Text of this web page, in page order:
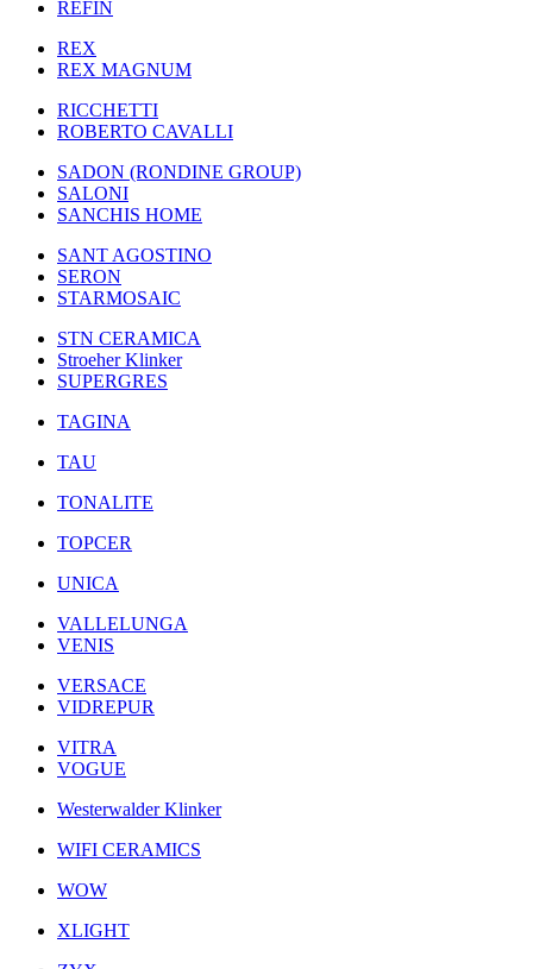
REFIN
REX
REX MAGNUM
RICCHETTI
ROBERTO CAVALLI
SADON (RONDINE GROUP)
SALONI
SANCHIS HOME
SANT AGOSTINO
SERON
STARMOSAIC
STN CERAMICA
Stroeher Klinker
SUPERGRES
TAGINA
TAU
TONALITE
TOPCER
UNICA
VALLELUNGA
VENIS
VERSACE
VIDREPUR
VITRA
VOGUE
Westerwalder Klinker
WIFI CERAMICS
WOW
XLIGHT